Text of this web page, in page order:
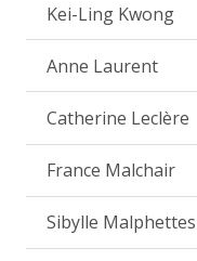
Kei-Ling Kwong
Anne Laurent
Catherine Leclère
France Malchair
Sibylle Malphettes